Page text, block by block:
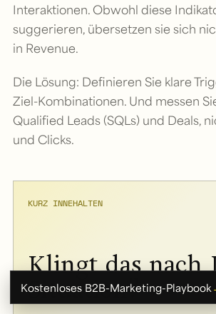
Interaktionen. Obwohl diese
suggerieren, übersetzen sie sich
in Revenue.
Die Lösung: Definieren Sie klare
Ziel-Kombinationen. Und messen
Qualified Leads (SQLs) und Deals,
und Clicks.
KURZ INNEHALTEN
Klingt das nach
Situation?
Kostenloses B2B-Marketing-Playbook